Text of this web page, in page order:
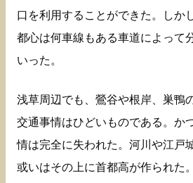
口を利用することができた。しか
都心は何車線もある車道によって
いった。
浅草周辺でも、鶯谷や根岸、巣鴨
交通事情はひどいものである。か
情は完全に失われた。河川や江戸
或いはその上に首都高が作られた